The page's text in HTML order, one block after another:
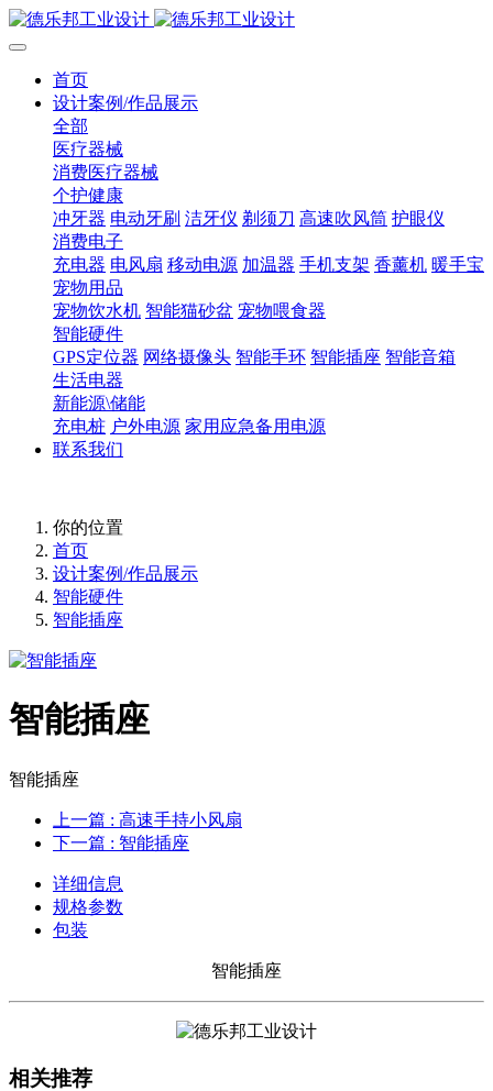
首页
设计案例/作品展示
全部
医疗器械
消费医疗器械
个护健康
冲牙器 电动牙刷 洁牙仪 剃须刀 高速吹风筒 护眼仪
消费电子
充电器 电风扇 移动电源 加温器 手机支架 香薰机 暖手宝
宠物用品
宠物饮水机 智能猫砂盆 宠物喂食器
智能硬件
GPS定位器 网络摄像头 智能手环 智能插座 智能音箱
生活电器
新能源\储能
充电桩 户外电源 家用应急备用电源
联系我们
你的位置
首页
设计案例/作品展示
智能硬件
智能插座
智能插座
智能插座
上一篇 : 高速手持小风扇
下一篇 : 智能插座
详细信息
规格参数
包装
智能插座
相关推荐